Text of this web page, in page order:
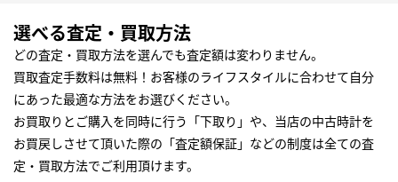
選べる査定・買取方法
どの査定・買取方法を選んでも査定額は変わりません。
買取査定手数料は無料！お客様のライフスタイルに合わせて自分
にあった最適な方法をお選びください。
お買取りとご購入を同時に行う「下取り」や、当店の中古時計を
お買戻しさせて頂いた際の「査定額保証」などの制度は全ての査
定・買取方法でご利用頂けます。